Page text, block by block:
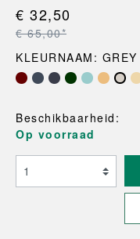
€ 32,50
€ 65,00*
KLEURNAAM: GREY
Beschikbaarheid:
Op voorraad